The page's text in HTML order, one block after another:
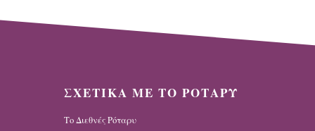
ΣΧΕΤΙΚΑ ΜΕ ΤΟ ΡΟΤΑΡΥ
Το Διεθνές Ρόταρυ